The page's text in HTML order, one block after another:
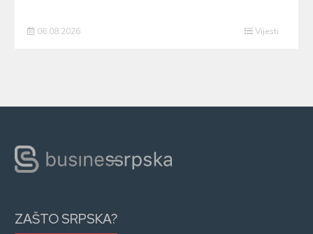
06.08.2026 Vijesti
ZAŠTO SRPSKA?